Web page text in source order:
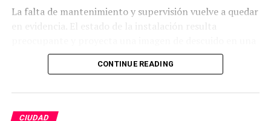
La falta de mantenimiento y supervisión vuelve a quedar
en evidencia. El estado de la instalación resulta
zona con constante tránsito peatonal. Ciudadanos
cuestionan cómo es posible que este tipo de situaciones
CONTINUE READING
CIUDAD